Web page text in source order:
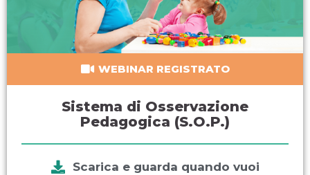
WEBINAR REGISTRATO
Sistema di Osservazione
Pedagogica (S.O.P.)
Scarica e guarda quando vuoi